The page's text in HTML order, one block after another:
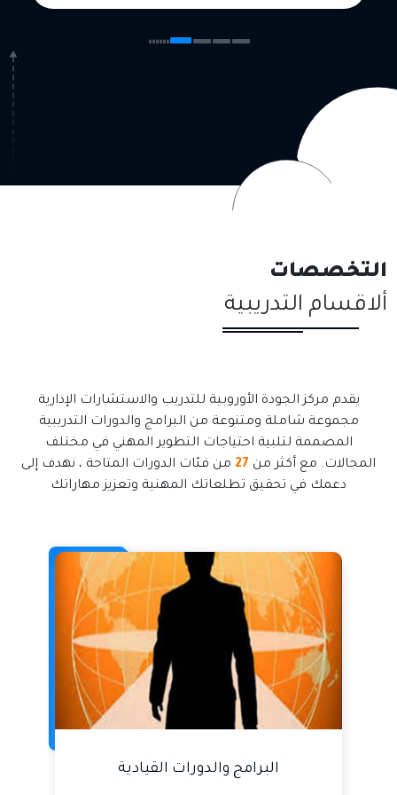
التخصصات
ألاقسام التدريبية
يقدم مركز الجودة الأوروبية للتدريب والاستشارات الإدارية
مجموعة شاملة ومتنوعة من البرامج والدورات التدريبية
المصممة لتلبية احتياجات التطوير المهني في مختلف
المجالات. مع أكثر من 27 من فئات الدورات المتاحة ، نهدف إلى
دعمك في تحقيق تطلعاتك المهنية وتعزيز مهاراتك
البرامج والدورات القيادية